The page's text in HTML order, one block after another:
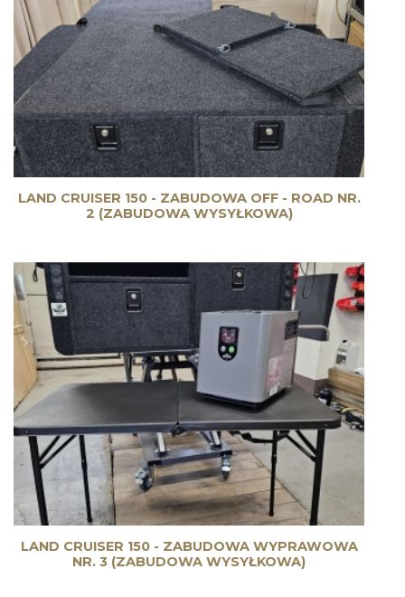
LAND CRUISER 150 - ZABUDOWA OFF - ROAD NR.
2 (ZABUDOWA WYSYŁKOWA)
LAND CRUISER 150 - ZABUDOWA WYPRAWOWA
NR. 3 (ZABUDOWA WYSYŁKOWA)